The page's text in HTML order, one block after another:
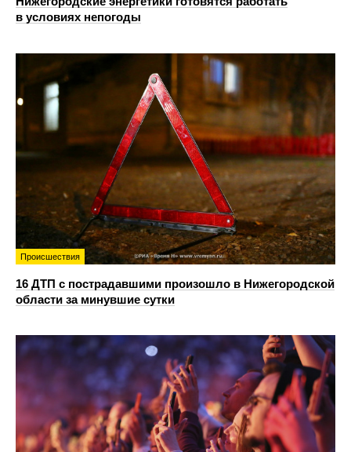
в условиях непогоды
Происшествия
16 ДТП с пострадавшими произошло в Нижегородской
области за минувшие сутки